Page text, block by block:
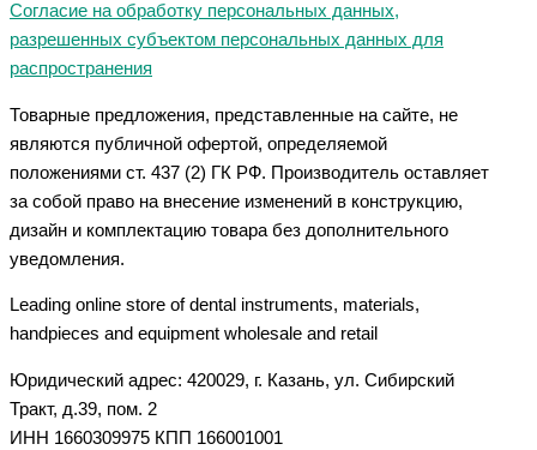
Согласие на обработку персональных данных,
разрешенных субъектом персональных данных для
распространения
Товарные предложения, представленные на сайте, не
являются публичной офертой, определяемой
положениями ст. 437 (2) ГК РФ. Производитель оставляет
за собой право на внесение изменений в конструкцию,
дизайн и комплектацию товара без дополнительного
уведомления.
Leading online store of dental instruments, materials,
handpieces and equipment wholesale and retail
Юридический адрес: 420029, г. Казань, ул. Сибирский
Тракт, д.39, пом. 2
ИНН 1660309975 КПП 166001001